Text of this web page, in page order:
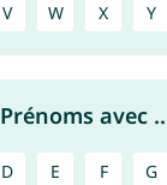
V W X Y
Prénoms avec
D E F G